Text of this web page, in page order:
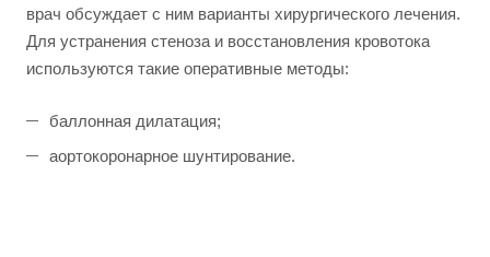
врач обсуждает с ним варианты хирургического лечения.
Для устранения стеноза и восстановления кровотока
используются такие оперативные методы:
баллонная дилатация;
аортокоронарное шунтирование.